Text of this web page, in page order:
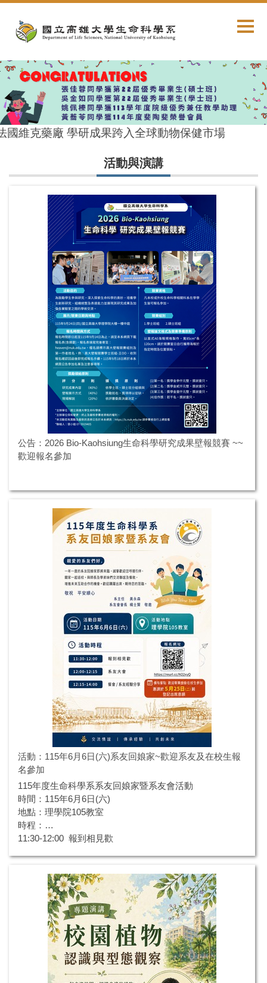
內
容
區
維克藥廠 學研成果跨入全球動物保健市場
活動與演講
公告：2026 Bio-Kaohsiung生命科學研究成果壁報競賽 ~~
歡迎報名參加
活動：115年6月6日(六)系友回娘家~歡迎系友及在校生報
名參加
115年度生命科學系系友回娘家暨系友會活動
時間：115年6月6日(六)
地點：理學院105教室
時程：
11:30-12:00 報到相見歡
講者：高培鈞...
2026-05-12